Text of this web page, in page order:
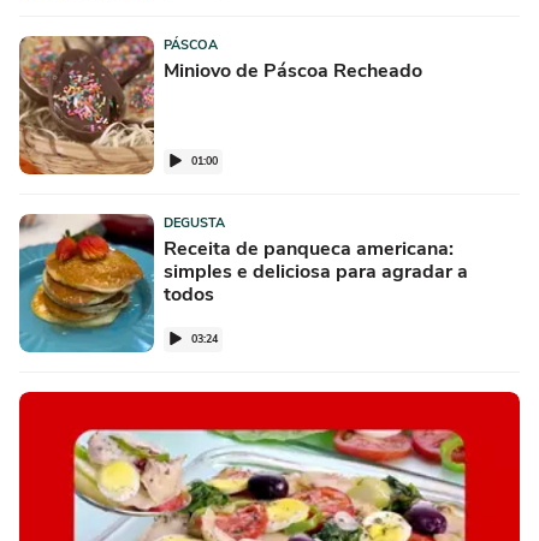
PÁSCOA
Miniovo de Páscoa Recheado
01:00
DEGUSTA
Receita de panqueca americana:
simples e deliciosa para agradar a
todos
03:24